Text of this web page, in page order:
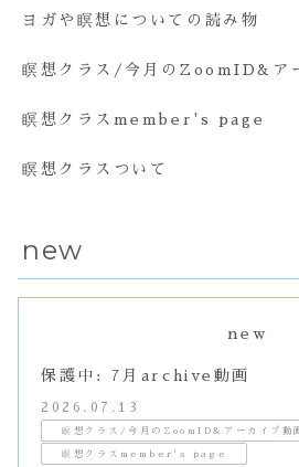
ヨガや瞑想についての読み物
瞑想クラス/今月のZoomID&ア
瞑想クラスmember's page
瞑想クラスついて
new
new
保護中: 7月archive動画
2026.07.13
瞑想クラス/今月のZoomID&アーカイブ動
瞑想クラスmember's page